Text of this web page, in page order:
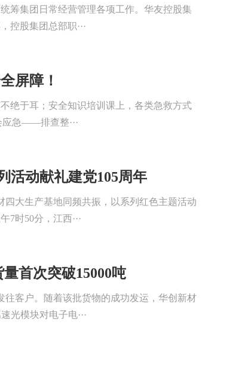
筹集团日常经营管理各项工作。华友控股集
控股集团总部职···
屏障！
绝于耳；安全知识培训课上，各类急救方式
急——排查整···
活动献礼建党105周年
大生产基地同频共振，以系列红色主题活动
时50分，江西···
首次突破15000吨
客户。随着该批货物的成功发运，华创新材
光模块对电子电···